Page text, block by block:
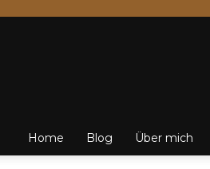
Home Blog Über mich